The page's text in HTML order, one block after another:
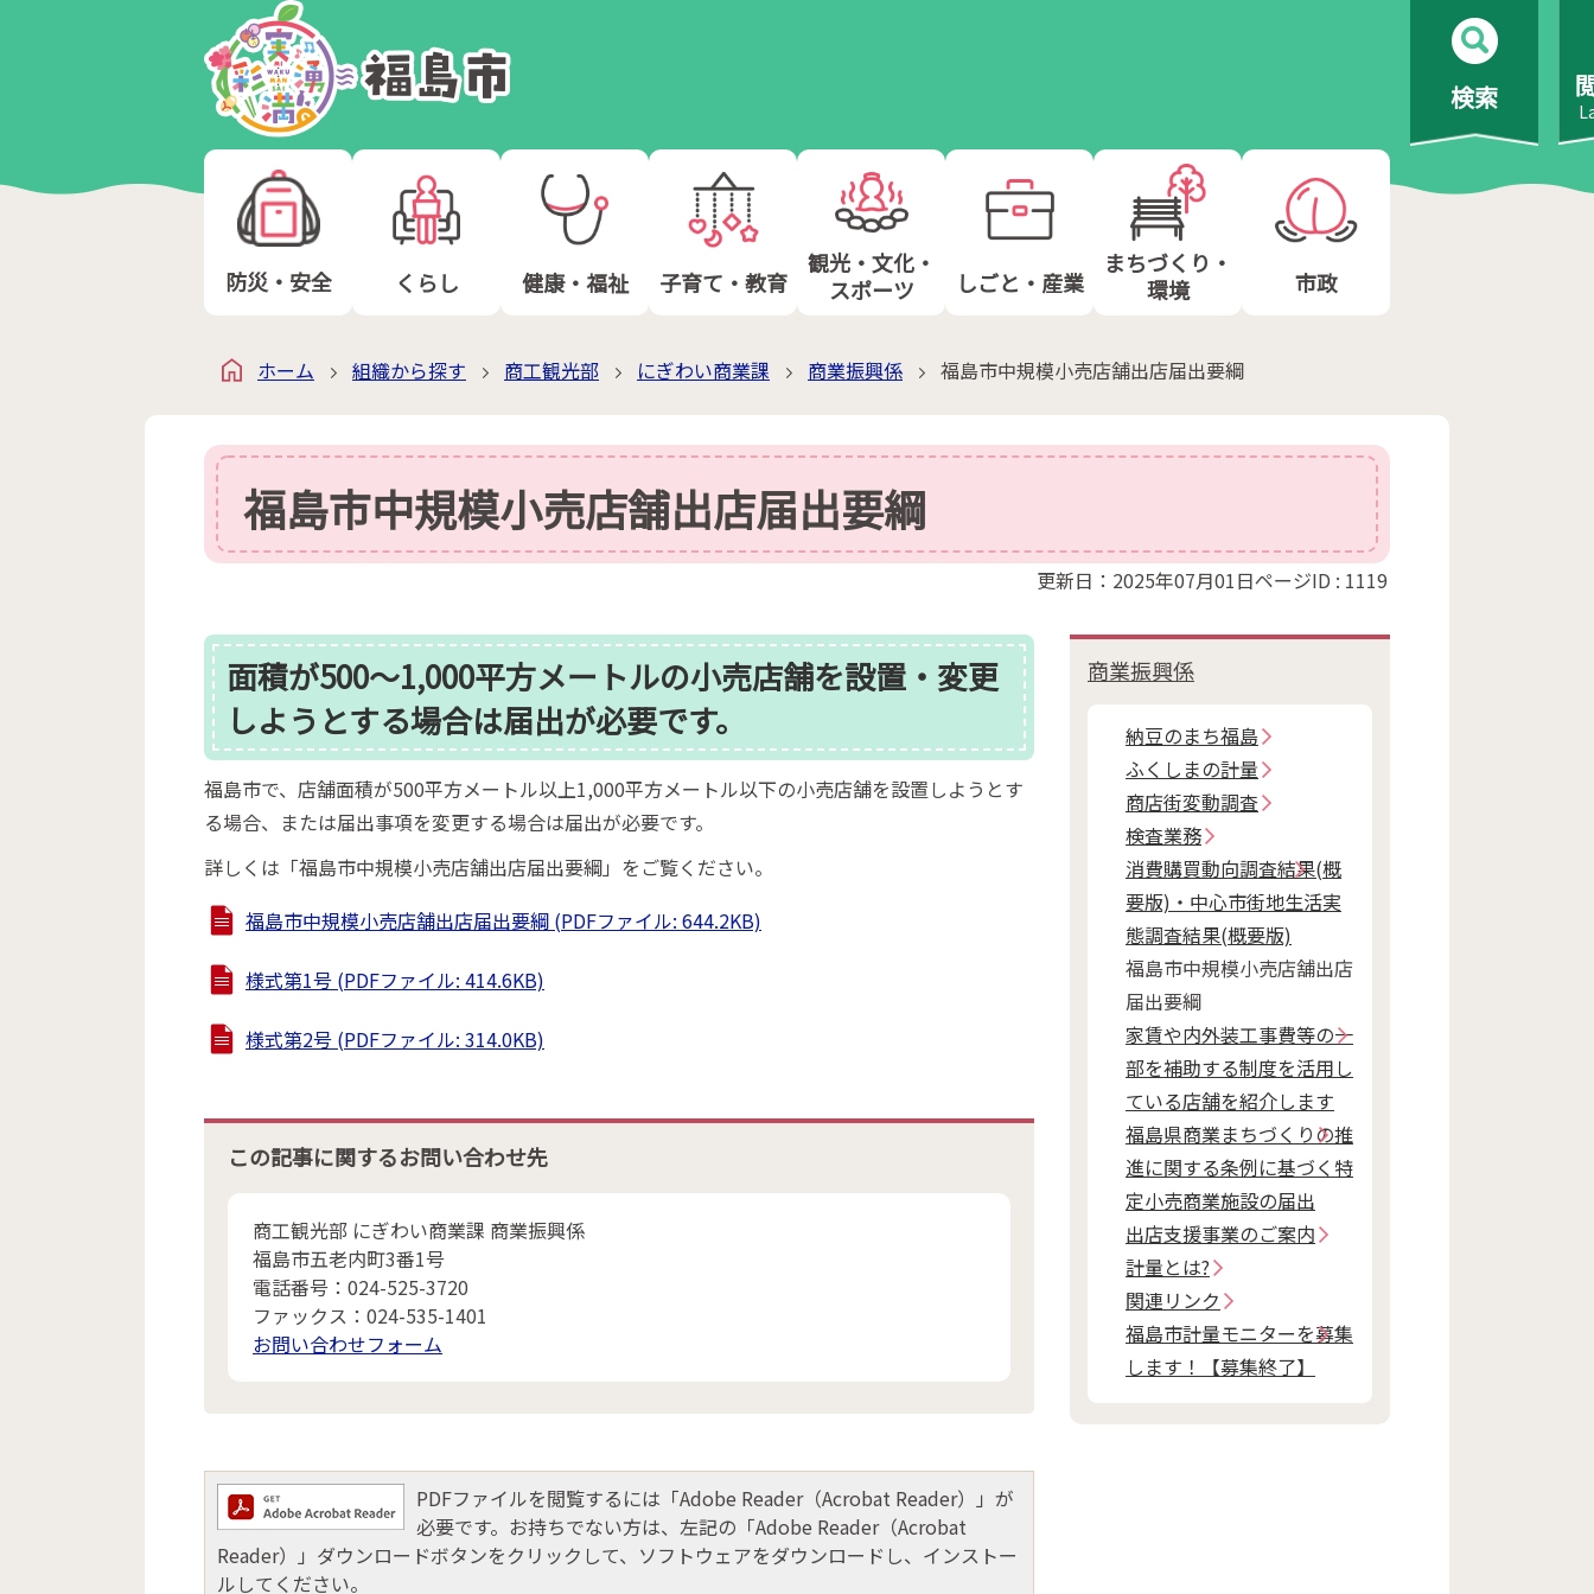
検索
防災・安全 くらし 健康・福祉 子育て・教育
観光・文化・
スポーツ
しごと・産業
まちづくり・
環境
市政
ホーム 組織から探す 商工観光部 にぎわい商業課 商業振興係 福島市中規模小売店舗出店届出要綱
福島市中規模小売店舗出店届出要綱
更新日：2025年07月01日ページID : 1119
面積が500～1,000平方メートルの小売店舗を設置・変更
しようとする場合は届出が必要です。
福島市で、店舗面積が500平方メートル以上1,000平方メートル以下の小売店舗を設置しようとす
る場合、または届出事項を変更する場合は届出が必要です。
詳しくは「福島市中規模小売店舗出店届出要綱」をご覧ください。
福島市中規模小売店舗出店届出要綱 (PDFファイル: 644.2KB)
様式第1号 (PDFファイル: 414.6KB)
様式第2号 (PDFファイル: 314.0KB)
この記事に関するお問い合わせ先
商工観光部 にぎわい商業課 商業振興係
福島市五老内町3番1号
電話番号：024-525-3720
ファックス：024-535-1401
お問い合わせフォーム
PDFファイルを閲覧するには「Adobe Reader（Acrobat Reader）」が
必要です。お持ちでない方は、左記の「Adobe Reader（Acrobat
Reader）」ダウンロードボタンをクリックして、ソフトウェアをダウンロードし、インストー
ルしてください。
商業振興係
納豆のまち福島
ふくしまの計量
商店街変動調査
検査業務
消費購買動向調査結果(概
要版)・中心市街地生活実
態調査結果(概要版)
福島市中規模小売店舗出店
届出要綱
家賃や内外装工事費等の一
部を補助する制度を活用し
ている店舗を紹介します
福島県商業まちづくりの推
進に関する条例に基づく特
定小売商業施設の届出
出店支援事業のご案内
計量とは?
関連リンク
福島市計量モニターを募集
します！【募集終了】